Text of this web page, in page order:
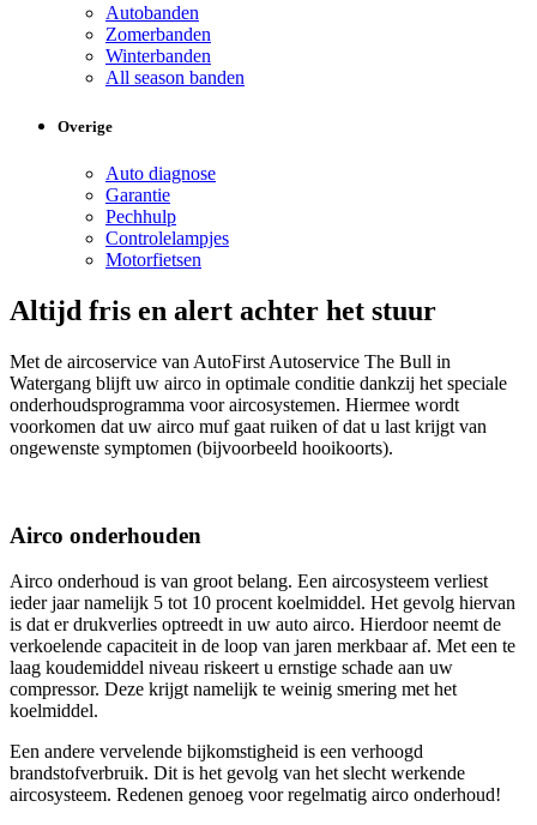
Autobanden
Zomerbanden
Winterbanden
All season banden
Overige
Auto diagnose
Garantie
Pechhulp
Controlelampjes
Motorfietsen
Altijd fris en alert achter het stuur
Met de aircoservice van AutoFirst Autoservice The Bull in
Watergang blijft uw airco in optimale conditie dankzij het speciale
onderhoudsprogramma voor aircosystemen. Hiermee wordt
voorkomen dat uw airco muf gaat ruiken of dat u last krijgt van
ongewenste symptomen (bijvoorbeeld hooikoorts).
Airco onderhouden
Airco onderhoud is van groot belang. Een aircosysteem verliest
ieder jaar namelijk 5 tot 10 procent koelmiddel. Het gevolg hiervan
is dat er drukverlies optreedt in uw auto airco. Hierdoor neemt de
verkoelende capaciteit in de loop van jaren merkbaar af. Met een te
laag koudemiddel niveau riskeert u ernstige schade aan uw
compressor. Deze krijgt namelijk te weinig smering met het
koelmiddel.
Een andere vervelende bijkomstigheid is een verhoogd
brandstofverbruik. Dit is het gevolg van het slecht werkende
aircosysteem. Redenen genoeg voor regelmatig airco onderhoud!